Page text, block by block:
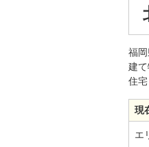
福
建
住宅
現
エ